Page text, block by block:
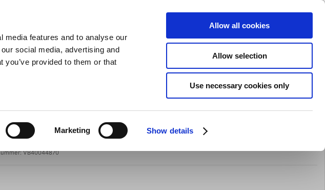
media features and to analyse our
social media, advertising and
provided to them or that
Marketing Show details
Allow all cookies
Allow selection
Use necessary cookies only
Søg Indkøbskurv (0)
Barudstyr Tilbud Brands Slibning
& Boch
Krus m/hank 0,40 L
VB40044870